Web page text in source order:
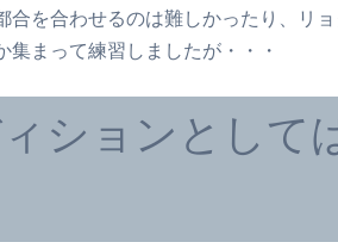
合を合わせるのは難しかったり、リ
集まって練習しましたが・・・
ションとして